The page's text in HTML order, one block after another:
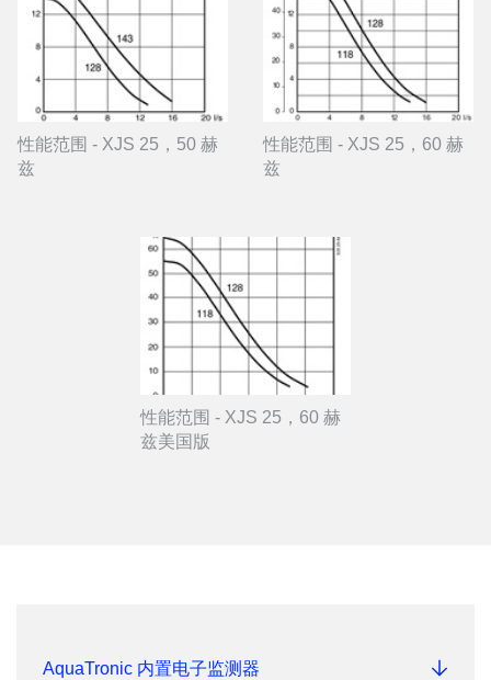
性能范围 - XJS 25，50 赫
兹
性能范围 - XJS 25，60 赫
兹
性能范围 - XJS 25，60 赫
兹美国版
AquaTronic 内置电子监测器